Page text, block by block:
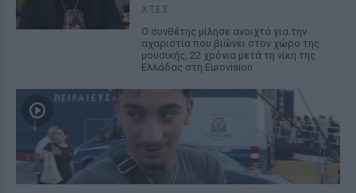
ΧΤΕΣ
Ο συνθέτης μίλησε ανοιχτά για την
αχαριστία που βιώνει στον χώρο της
μουσικής, 22 χρόνια μετά τη νίκη της
Ελλάδας στη Eurovision.